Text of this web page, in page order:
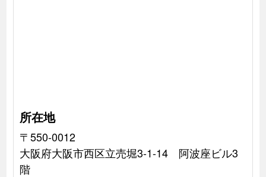
所在地
〒550-0012
大阪府大阪市西区立売堀3-1-14 阿波座ビル3
階